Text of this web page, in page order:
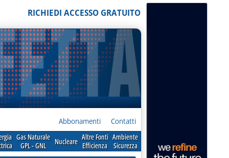
RICHIEDI ACCESSO GRATUITO
Abbonamenti Contatti
Gas Naturale
GPL - GNL
Nucleare Altre Fonti
Efficienza
Ambiente
Sicurezza